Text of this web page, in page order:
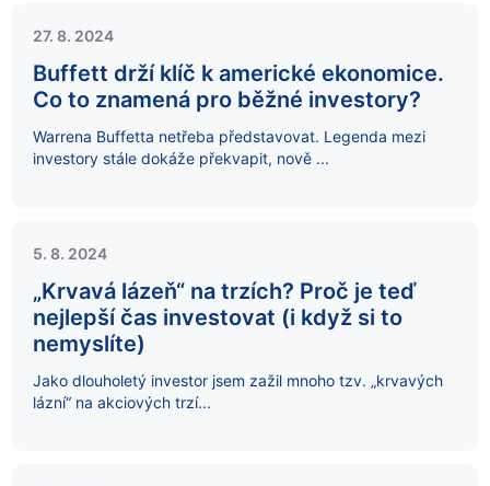
27. 8. 2024
Buffett drží klíč k americké ekonomice.
Co to znamená pro běžné investory?
Warrena Buffetta netřeba představovat. Legenda mezi
investory stále dokáže překvapit, nově ...
5. 8. 2024
„Krvavá lázeň“ na trzích? Proč je teď
nejlepší čas investovat (i když si to
nemyslíte)
Jako dlouholetý investor jsem zažil mnoho tzv. „krvavých
lázní“ na akciových trzí...